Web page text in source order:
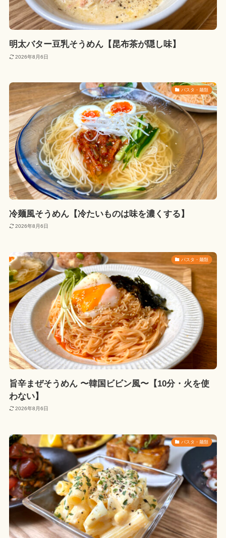
明太バター豆乳そうめん【昆布茶が隠し味】
2026年8月6日
パスタ・麺類
冷麺風そうめん【冷たいものは味を濃くする】
2026年8月6日
パスタ・麺類
旨辛まぜそうめん 〜韓国ビビン風〜【10分・火を使
わない】
2026年8月6日
パスタ・麺類